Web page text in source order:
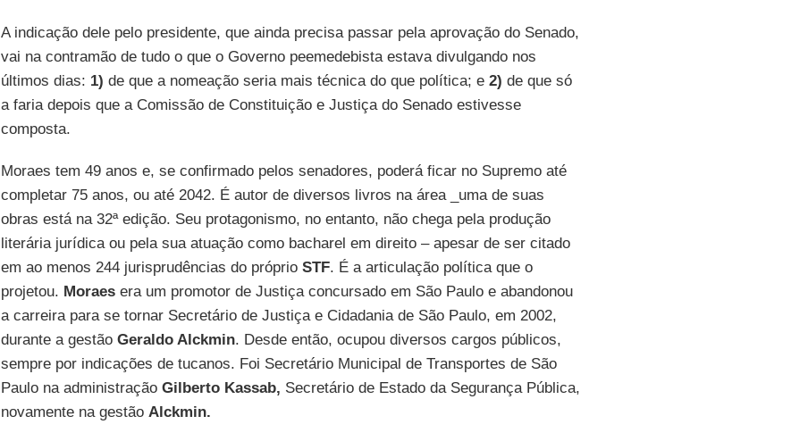
A indicação dele pelo presidente, que ainda precisa passar pela aprovação do Senado,
vai na contramão de tudo o que o Governo peemedebista estava divulgando nos
últimos dias: 1) de que a nomeação seria mais técnica do que política; e 2) de que só
a faria depois que a Comissão de Constituição e Justiça do Senado estivesse
composta.
Moraes tem 49 anos e, se confirmado pelos senadores, poderá ficar no Supremo até
completar 75 anos, ou até 2042. É autor de diversos livros na área _uma de suas
obras está na 32ª edição. Seu protagonismo, no entanto, não chega pela produção
literária jurídica ou pela sua atuação como bacharel em direito – apesar de ser citado
em ao menos 244 jurisprudências do próprio STF. É a articulação política que o
projetou. Moraesera um promotor de Justiça concursado em São Paulo e abandonou
a carreira para se tornar Secretário de Justiça e Cidadania de São Paulo, em 2002,
durante a gestão Geraldo Alckmin. Desde então, ocupou diversos cargos públicos,
sempre por indicações de tucanos. Foi Secretário Municipal de Transportes de São
Paulo na administração Gilberto Kassab, Secretário de Estado da Segurança Pública,
novamente na gestão Alckmin.